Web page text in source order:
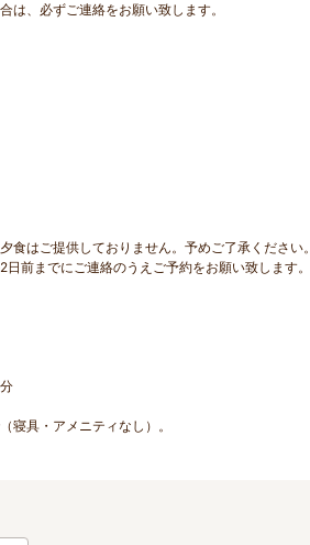
は、必ずご連絡をお願い致します。
食はご提供しておりません。予めご了承ください。
前までにご連絡のうえご予約をお願い致します。
寝具・アメニティなし）。